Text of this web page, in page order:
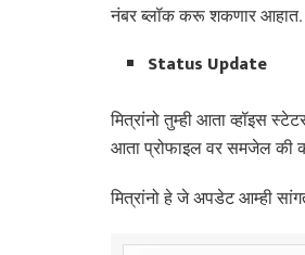
नंबर ब्लॉक करू शकणार आहात.
Status Update
मित्रांनो तुम्ही आता व्हॉइस
आता प्रोफाइल वर समजेल की
मित्रांनो हे जे अपडेट आम्ही